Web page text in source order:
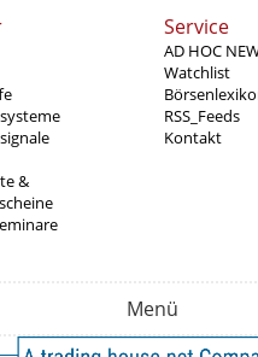
&
Service
AD HOC
Watchlist
RSS_Feeds
Kontakt
Menü